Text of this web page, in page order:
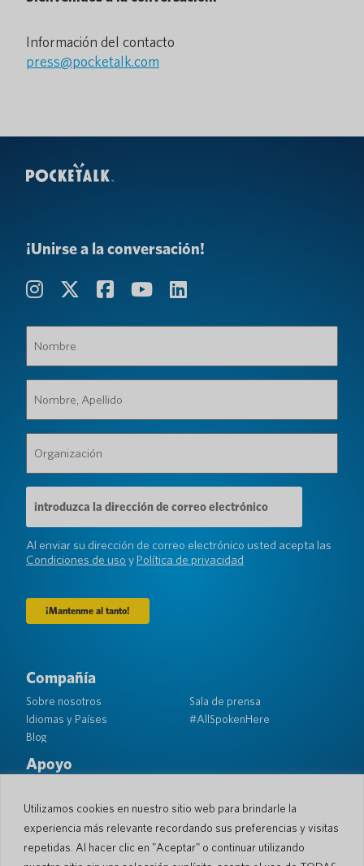
Utilizamos cookies en nuestro sitio web para brindarle la
experiencia más relevante recordando sus preferencias y visitas
repetidas. Al hacer clic en "Aceptar" o continuar utilizando
Información del contacto
press@pocketalk.com
¡Unirse a la conversación!
(Requerido)
Apellido
(Requerido)
(Requerido)
Dirección
de
correo
electrónico
(Requerido)
Al enviar su dirección de correo electrónico usted acepta las
Condiciones de uso y Política de privacidad
Compañía
Sobre nosotros
Idiomas y Países
Blog
Sala de prensa
#AllSpokenHere
Apoyo
Política de Devolución
Política de Envío
Seguridad de bolsillo
Contacto